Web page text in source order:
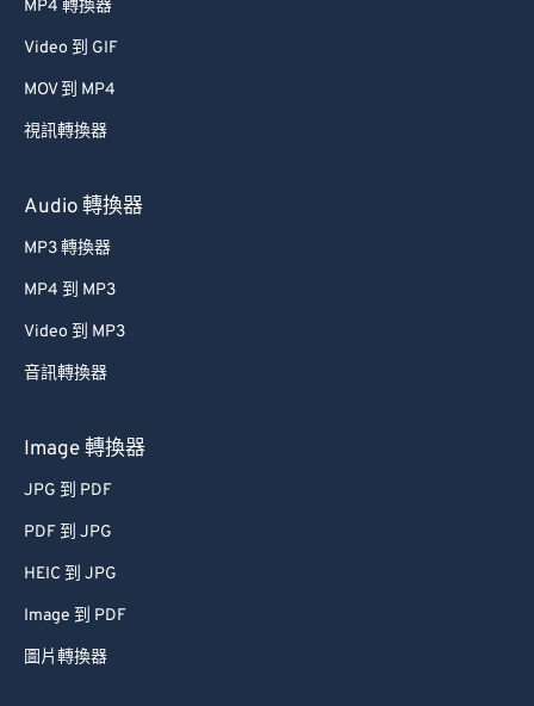
MP4 轉換器
Video 到 GIF
MOV 到 MP4
視訊轉換器
Audio 轉換器
MP3 轉換器
MP4 到 MP3
Video 到 MP3
音訊轉換器
Image 轉換器
JPG 到 PDF
PDF 到 JPG
HEIC 到 JPG
Image 到 PDF
圖片轉換器